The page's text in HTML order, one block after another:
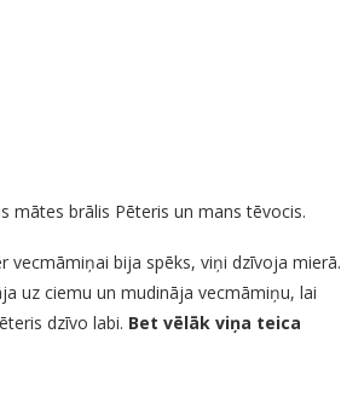
mātes brālis Pēteris un mans tēvocis.
vecmāmiņai bija spēks, viņi dzīvoja mierā.
uz ciemu un mudināja vecmāmiņu, lai
dzīvo labi. Bet vēlāk viņa teica